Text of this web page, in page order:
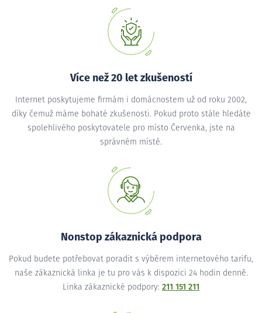
Více než 20 let zkušeností
Internet poskytujeme firmám i domácnostem už od roku 2002,
díky čemuž máme bohaté zkušenosti. Pokud proto stále hledáte
spolehlivého poskytovatele pro místo Červenka, jste na
správném místě.
Nonstop zákaznická podpora
Pokud budete potřebovat poradit s výběrem internetového tarifu,
naše zákaznická linka je tu pro vás k dispozici 24 hodin denně.
Linka zákaznické podpory: 211 151 211